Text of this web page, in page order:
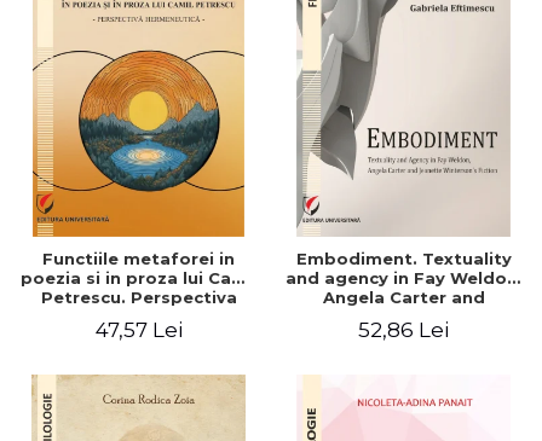
Functiile metaforei in
poezia si in proza lui Camil
Petrescu. Perspectiva
47,57 Lei
Embodiment. Textuality
and agency in Fay Weldon,
Angela Carter and
fiction
52,86 Lei